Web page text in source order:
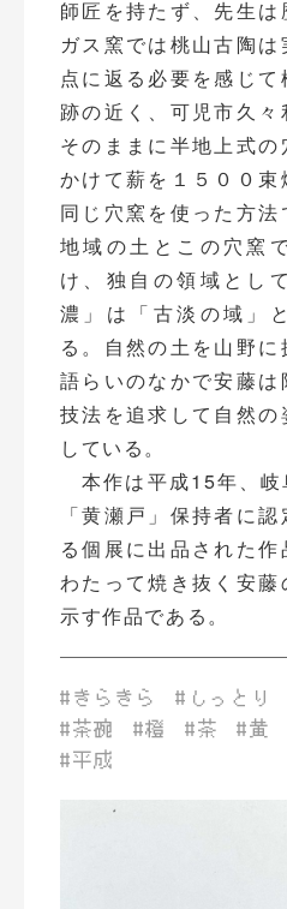
師匠を持たず、先生は
ガス窯では桃山古陶
点に返る必要を感じ
跡の近く、可児市久
そのままに半地上式
かけて薪を１５００束
同じ穴窯を使った方
地域の土とこの穴窯
け、独自の領域とし
濃」は「古淡の域」
る。自然の土を山野
語らいのなかで安藤
技法を追求して自然の
している。
本作は平成15年、岐
「黄瀬戸」保持者に
る個展に出品された
わたって焼き抜く安
示す作品である。
#きらきら #しっとり
#茶碗
#橙 #茶 #黄
#平成